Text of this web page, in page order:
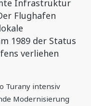
Infrastruktur
Flughafen
1989 der Status
verliehen
Turany intensiv
Modernisierung